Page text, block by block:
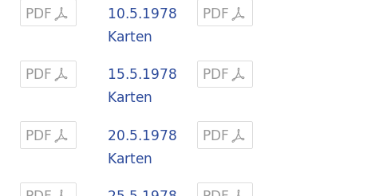
PDF PDF
10.5.1978
Karten
PDF PDF
15.5.1978
Karten
PDF PDF
20.5.1978
Karten